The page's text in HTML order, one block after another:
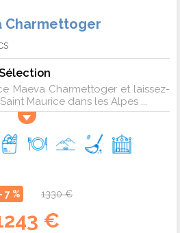
Charmettoger
Maeva Charmettoger et laissez-
Maurice dans les Alpes ...
- 7 % 1330 €
€